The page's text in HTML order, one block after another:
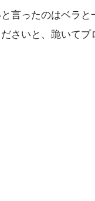
言ったのはベラ
さいと、跪いてプ